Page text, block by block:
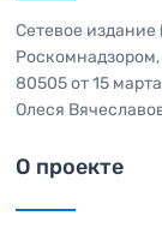
Сетевое издание
80505 от 15
Олеся
О проекте